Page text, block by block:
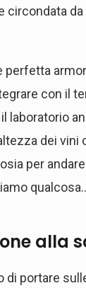
circondata
perfetta
con il
laboratorio
dei
per
alla
di portare